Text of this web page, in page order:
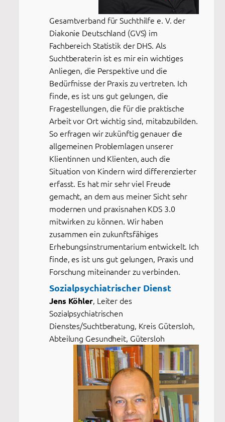
Gesamtverband für Suchthilfe e. V. der
Diakonie Deutschland (GVS) im
Fachbereich Statistik der DHS. Als
Suchtberaterin ist es mir ein wichtiges
Anliegen, die Perspektive und die
Bedürfnisse der Praxis zu vertreten. Ich
finde, es ist uns gut gelungen, die
Fragestellungen, die für die praktische
Arbeit vor Ort wichtig sind, mitabzubilden.
So erfragen wir zukünftig genauer die
allgemeinen Problemlagen unserer
Klientinnen und Klienten, auch die
Situation von Kindern wird differenzierter
erfasst. Es hat mir sehr viel Freude
gemacht, an dem aus meiner Sicht sehr
modernen und praxisnahen KDS 3.0
mitwirken zu können. Wir haben
zusammen ein zukunftsfähiges
Erhebungsinstrumentarium entwickelt. Ich
finde, es ist uns gut gelungen, Praxis und
Forschung miteinander zu verbinden.
Sozialpsychiatrischer Dienst
Jens Köhler, Leiter des
Sozialpsychiatrischen
Dienstes/Suchtberatung, Kreis Gütersloh,
Abteilung Gesundheit, Gütersloh